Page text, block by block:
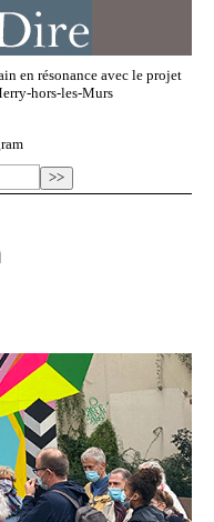
en résonance avec le projet
hors-les-Murs